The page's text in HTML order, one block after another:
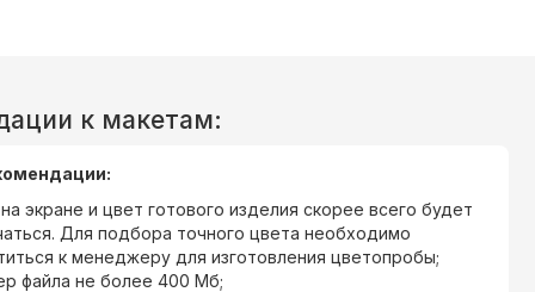
к макетам:
экране и цвет готового изделия скорее всего будет
Для подбора точного цвета необходимо
к менеджеру для изготовления цветопробы;
файла не более 400 Мб;